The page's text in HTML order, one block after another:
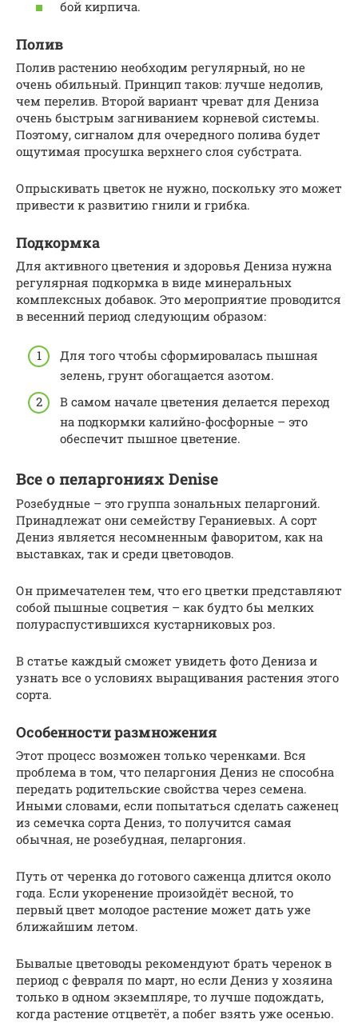
бой кирпича.
Полив
Полив растению необходим регулярный, но не
очень обильный. Принцип таков: лучше недолив,
чем перелив. Второй вариант чреват для Дениза
очень быстрым загниванием корневой системы.
Поэтому, сигналом для очередного полива будет
ощутимая просушка верхнего слоя субстрата.
Опрыскивать цветок не нужно, поскольку это может
привести к развитию гнили и грибка.
Подкормка
Для активного цветения и здоровья Дениза нужна
регулярная подкормка в виде минеральных
комплексных добавок. Это мероприятие проводится
в весенний период следующим образом:
Для того чтобы сформировалась пышная
зелень, грунт обогащается азотом.
В самом начале цветения делается переход
на подкормки калийно-фосфорные – это
обеспечит пышное цветение.
Все о пеларгониях Denise
Розебудные – это группа зональных пеларгоний.
Принадлежат они семейству Гераниевых. А сорт
Дениз является несомненным фаворитом, как на
выставках, так и среди цветоводов.
Он примечателен тем, что его цветки представляют
собой пышные соцветия – как будто бы мелких
полураспустившихся кустарниковых роз.
В статье каждый сможет увидеть фото Дениза и
узнать все о условиях выращивания растения этого
сорта.
Особенности размножения
Этот процесс возможен только черенками. Вся
проблема в том, что пеларгония Дениз не способна
передать родительские свойства через семена.
Иными словами, если попытаться сделать саженец
из семечка сорта Дениз, то получится самая
обычная, не розебудная, пеларгония.
Путь от черенка до готового саженца длится около
года. Если укоренение произойдёт весной, то
первый цвет молодое растение может дать уже
ближайшим летом.
Бывалые цветоводы рекомендуют брать черенок в
период с февраля по март, но если Дениз у хозяина
только в одном экземпляре, то лучше подождать,
когда растение отцветёт, а побег взять уже осенью.